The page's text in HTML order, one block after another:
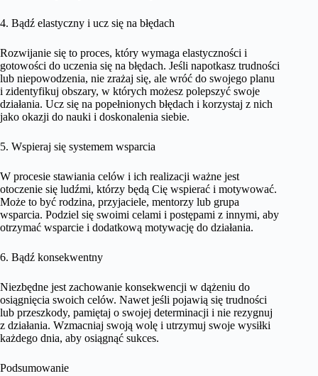
4. Bądź elastyczny i ucz się na błędach
Rozwijanie się to proces, który wymaga elastyczności i
gotowości do uczenia się na błędach. Jeśli napotkasz trudności
lub niepowodzenia, nie zrażaj się, ale wróć do swojego planu
i zidentyfikuj obszary, w których możesz polepszyć swoje
działania. Ucz się na popełnionych błędach i korzystaj z nich
jako okazji do nauki i doskonalenia siebie.
5. Wspieraj się systemem wsparcia
W procesie stawiania celów i ich realizacji ważne jest
otoczenie się ludźmi, którzy będą Cię wspierać i motywować.
Może to być rodzina, przyjaciele, mentorzy lub grupa
wsparcia. Podziel się swoimi celami i postępami z innymi, aby
otrzymać wsparcie i dodatkową motywację do działania.
6. Bądź konsekwentny
Niezbędne jest zachowanie konsekwencji w dążeniu do
osiągnięcia swoich celów. Nawet jeśli pojawią się trudności
lub przeszkody, pamiętaj o swojej determinacji i nie rezygnuj
z działania. Wzmacniaj swoją wolę i utrzymuj swoje wysiłki
każdego dnia, aby osiągnąć sukces.
Podsumowanie